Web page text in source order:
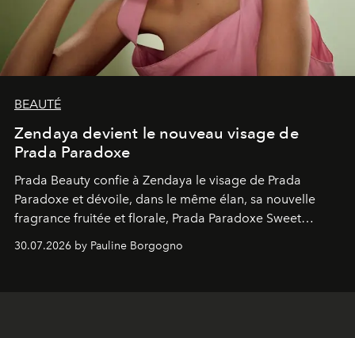
BEAUTÉ
Zendaya devient le nouveau visage de
Prada Paradoxe
Prada Beauty confie à Zendaya le visage de Prada
Paradoxe et dévoile, dans le même élan, sa nouvelle
fragrance fruitée et florale, Prada Paradoxe Sweet
30.07.2026 by Pauline Borgogno